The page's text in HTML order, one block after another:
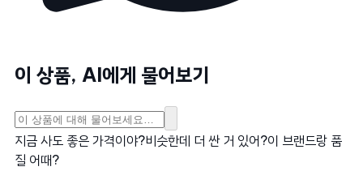
이 상품, AI에게 물어보기
지금 사도 좋은 가격이야?비슷한데 더 싼 거 있어?이 브랜드랑 품
질 어때?